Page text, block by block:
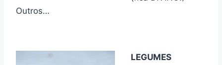
Outros…
LEGUMES